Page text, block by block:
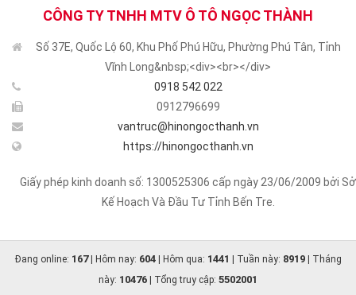
CÔNG TY TNHH MTV Ô TÔ NGỌC THÀNH
Số 37E, Quốc Lộ 60, Khu Phố Phú Hữu, Phường Phú Tân, Tỉnh
Vĩnh Long&nbsp;<div><br></div>
0918 542 022
0912796699
vantruc@hinongocthanh.vn
https://hinongocthanh.vn
Giấy phép kinh doanh số: 1300525306 cấp ngày 23/06/2009 bởi Sở
Kế Hoạch Và Đầu Tư Tỉnh Bến Tre.
Đang online: 167| Hôm nay: 604| Hôm qua: 1441 | Tuần này: 8919| Tháng
này: 10476 | Tổng truy cập: 5502001